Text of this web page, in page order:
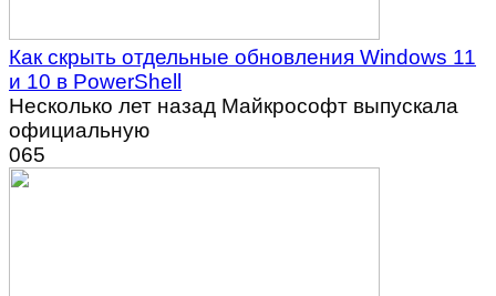
Как скрыть отдельные обновления Windows 11
и 10 в PowerShell
Несколько лет назад Майкрософт выпускала
официальную
065